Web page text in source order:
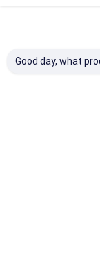
Good day, what